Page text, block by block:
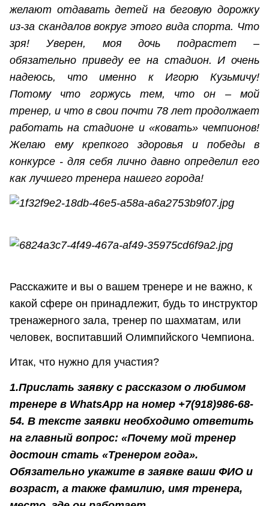
желают отдавать детей на беговую дорожку
из-за скандалов вокруг этого вида спорта. Что
зря! Уверен, моя дочь подрастет –
обязательно приведу ее на стадион. И очень
надеюсь, что именно к Игорю Кузьмичу!
Потому что горжусь тем, что он – мой
тренер, и что в свои почти 78 лет продолжает
работать на стадионе и «ковать» чемпионов!
Желаю ему крепкого здоровья и победы в
конкурсе - для себя лично давно определил его
как лучшего тренера нашего города!
Расскажите и вы о вашем тренере и не важно, к
какой сфере он принадлежит, будь то инструктор
тренажерного зала, тренер по шахматам, или
человек, воспитавший Олимпийского Чемпиона.
Итак, что нужно для участия?
1.Прислать заявку с рассказом о любимом
тренере в WhatsApp на номер +7(918)986-68-
54. В тексте заявки необходимо ответить
на главный вопрос: «Почему мой тренер
достоин стать «Тренером года».
Обязательно укажите в заявке ваши ФИО и
возраст, а также фамилию, имя тренера,